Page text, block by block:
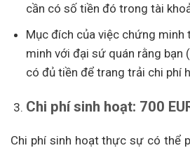
cần có số tiền đó trong tài
Mục đích của việc chứng minh
minh với đại sứ quán rằng bạn
có đủ tiền để trang trải chi phí
Chi phí sinh hoạt: 700
Chi phí sinh hoạt thực sự có thể